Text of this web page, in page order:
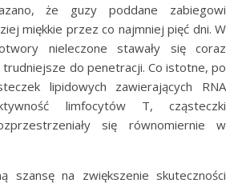
że guzy poddane zabiegowi
miękkie przez co najmniej pięć dni. W
nieleczone stawały się coraz
do penetracji. Co istotne, po
lipidowych zawierających RNA
limfocytów T, cząsteczki
się równomiernie w
szansę na zwiększenie skuteczności